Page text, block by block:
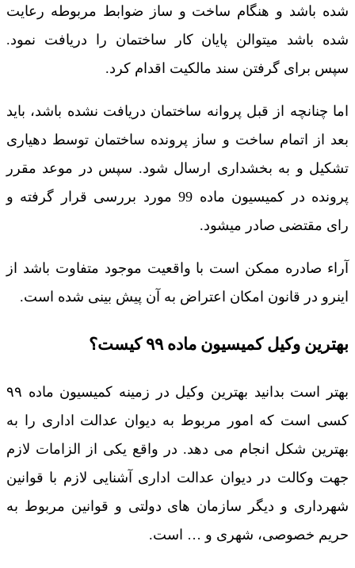
شده باشد و هنگام ساخت و ساز ضوابط مربوطه رعایت
شده باشد میتوالن پایان کار ساختمان را دریافت نمود.
سپس برای گرفتن سند مالکیت اقدام کرد.
اما چنانچه از قبل پروانه ساختمان دریافت نشده باشد، باید
بعد از اتمام ساخت و ساز پرونده ساختمان توسط دهیاری
تشکیل و به بخشداری ارسال شود. سپس در موعد مقرر
پرونده در کمیسیون ماده 99 مورد بررسی قرار گرفته و
رای مقتضی صادر میشود.
آراء صادره ممکن است با واقعیت موجود متفاوت باشد از
اینرو در قانون امکان اعتراض به آن پیش بینی شده است.
بهترین وکیل کمیسیون ماده ۹۹ کیست؟
بهتر است بدانید بهترین وکیل در زمینه کمیسیون ماده ۹۹
کسی است که امور مربوط به دیوان عدالت اداری را به
بهترین شکل انجام می دهد. در واقع یکی از الزامات لازم
جهت وکالت در دیوان عدالت اداری آشنایی لازم با قوانین
شهرداری و دیگر سازمان های دولتی و قوانین مربوط به
حریم خصوصی، شهری و … است.